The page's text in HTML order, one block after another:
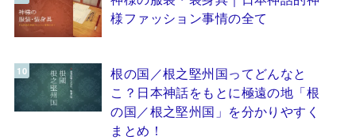
様ファッション事情の全て
根の国／根之堅州国ってどんなと
こ？日本神話をもとに極遠の地「根
の国／根之堅州国」を分かりやすく
まとめ！